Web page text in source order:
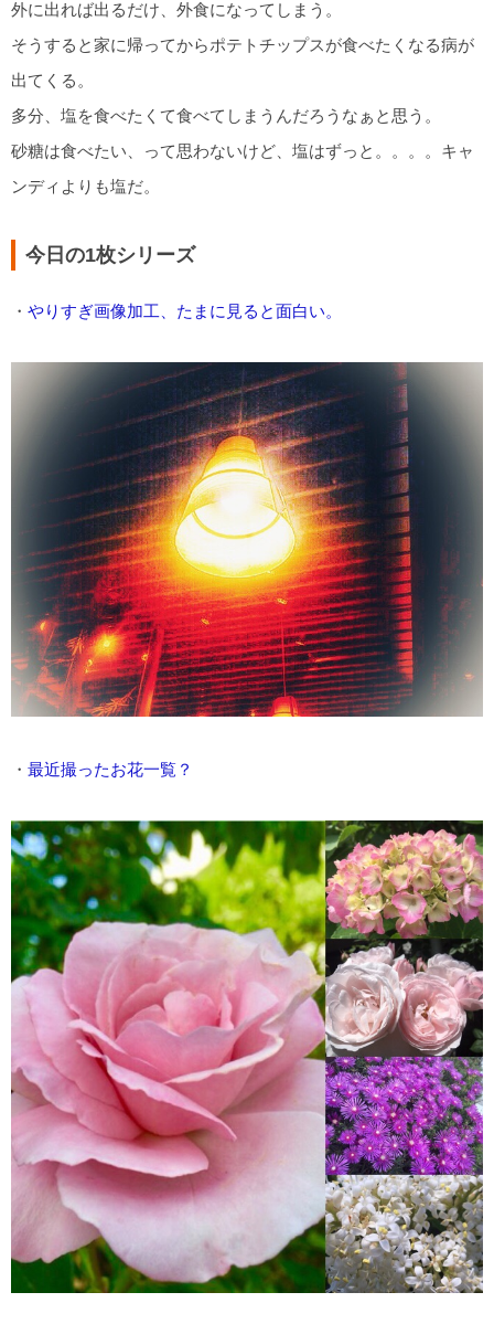
外に出れば出るだけ、外食になってしまう。
そうすると家に帰ってからポテトチップスが食べたくなる病が
出てくる。
多分、塩を食べたくて食べてしまうんだろうなぁと思う。
砂糖は食べたい、って思わないけど、塩はずっと。。。。キャ
ンディよりも塩だ。
今日の1枚シリーズ
・ やりすぎ画像加工、たまに見ると面白い。
・ 最近撮ったお花一覧？